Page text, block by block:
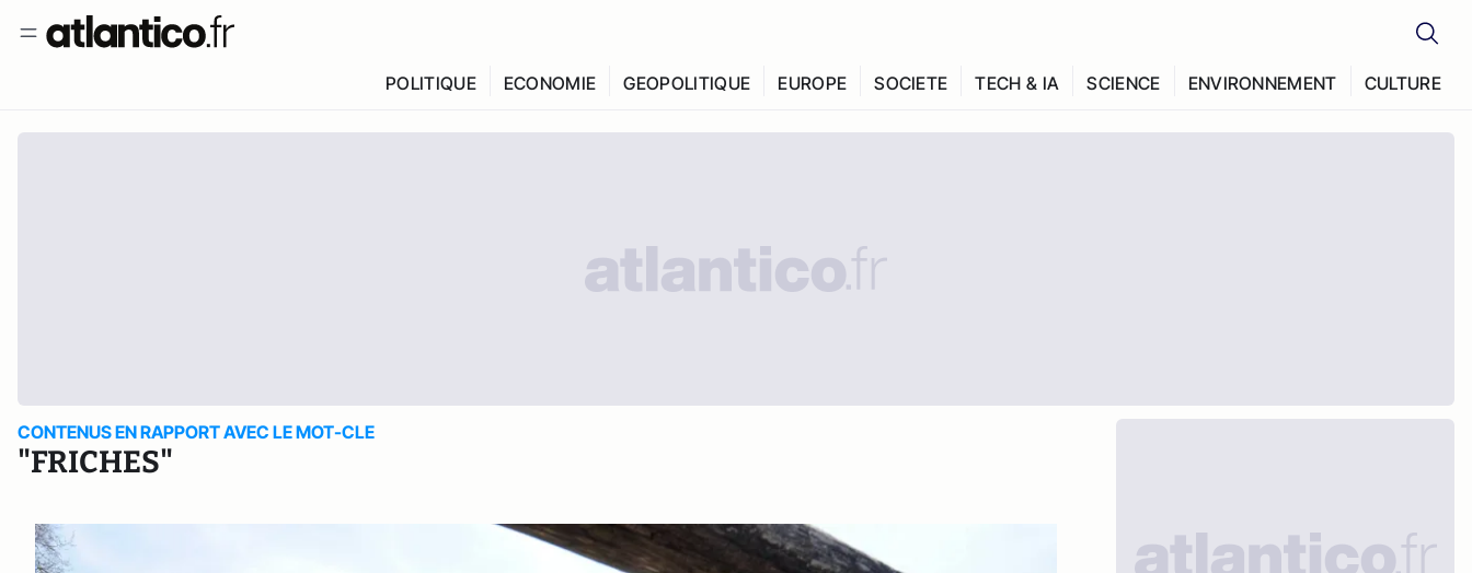
POLITIQUE ECONOMIE GEOPOLITIQUE EUROPE SOCIETE TECH & IA SCIENCE ENVIRONNEMENT CULTURE
CONTENUS EN RAPPORT AVEC LE MOT-CLE
"FRICHES"